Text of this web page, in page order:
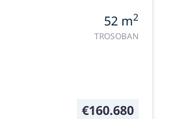
52 m2
TROSOBAN
€160.680